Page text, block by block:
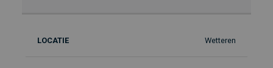
Wetteren